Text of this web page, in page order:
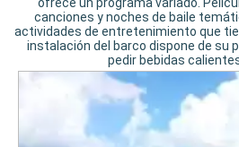
ofrece un programa variado.
canciones y noches de baile
actividades de entretenimiento que
instalación del barco dispone de su
pedir bebidas